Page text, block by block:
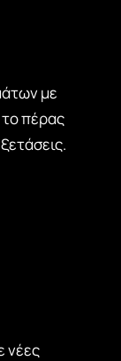
με
το πέρας
νέες